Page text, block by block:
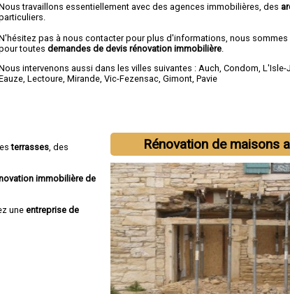
travaillons essentiellement avec des agences immobilières, des
pas à nous contacter pour plus d'informations, nous
toutesdemandes de devis rénovation immobilière
intervenons aussi dans les villes suivantes : Auch ,Condom ,L'Isle-
,Lectoure ,Mirande ,Vic-Fezensac ,Gimont ,Pavie
Rénovation de maisons
terrasses , des
immobilière de
une entreprise de